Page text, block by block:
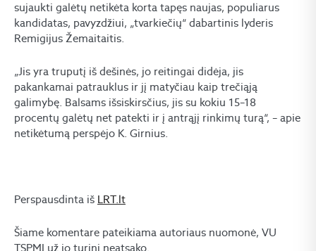
sujaukti galėtų netikėta korta tapęs naujas, populiarus
kandidatas, pavyzdžiui, „tvarkiečių“ dabartinis lyderis
Remigijus Žemaitaitis.
„Jis yra truputį iš dešinės, jo reitingai didėja, jis
pakankamai patrauklus ir jį matyčiau kaip trečiąją
galimybę. Balsams išsiskirsčius, jis su kokiu 15–18
procentų galėtų net patekti ir į antrąjį rinkimų turą“, – apie
netikėtumą perspėjo K. Girnius.
Perspausdinta iš LRT.lt
Šiame komentare pateikiama autoriaus nuomonė, VU
TSPMI už jo turinį neatsako.